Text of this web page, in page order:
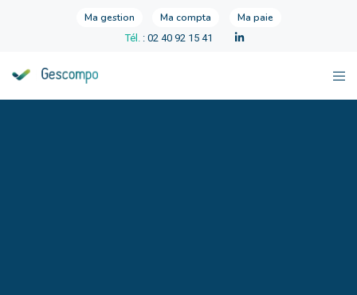
Ma gestion Ma compta Ma paie
Tél. : 02 40 92 15 41